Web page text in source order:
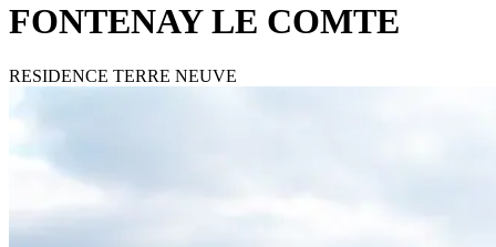
FONTENAY LE COMTE
RESIDENCE TERRE NEUVE